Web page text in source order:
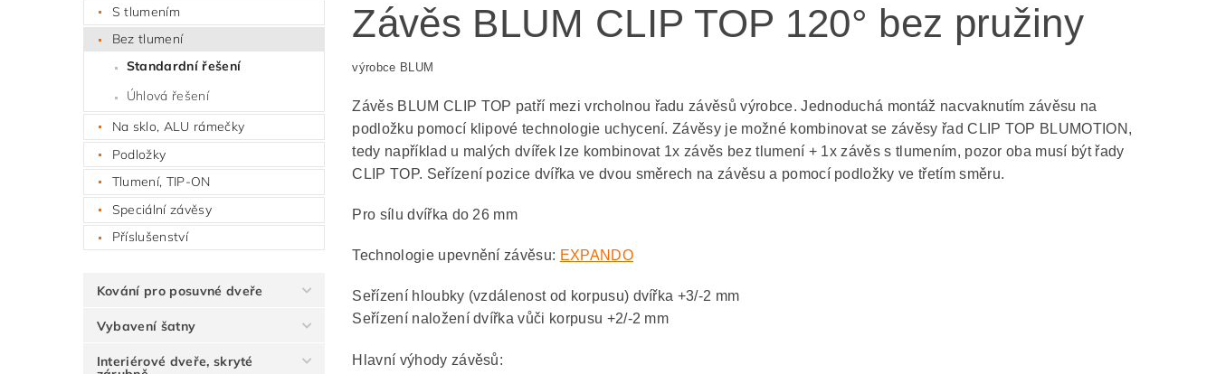
S tlumením
Bez tlumení
Standardní řešení
Úhlová řešení
Na sklo, ALU rámečky
Podložky
Tlumení, TIP-ON
Speciální závěsy
Příslušenství
Kování pro posuvné dveře
Vybavení šatny
Interiérové dveře, skryté
Závěs BLUM CLIP TOP 120° bez pružiny
výrobce BLUM
Závěs BLUM CLIP TOP patří mezi vrcholnou řadu závěsů výrobce. Jednoduchá montáž nacvaknutím závěsu na
podložku pomocí klipové technologie uchycení. Závěsy je možné kombinovat se závěsy řad CLIP TOP BLUMOTION,
tedy například u malých dvířek lze kombinovat 1x závěs bez tlumení + 1x závěs s tlumením, pozor oba musí být řady
CLIP TOP. Seřízení pozice dvířka ve dvou směrech na závěsu a pomocí podložky ve třetím směru.
Pro sílu dvířka do 26 mm
Technologie upevnění závěsu: EXPANDO
Seřízení hloubky (vzdálenost od korpusu) dvířka +3/-2 mm
Seřízení naložení dvířka vůči korpusu +2/-2 mm
Hlavní výhody závěsů: